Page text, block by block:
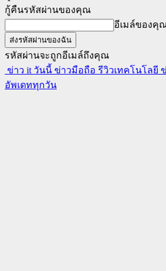
กู้คืนรหัสผ่านของคุณ
อีเมล์ของคุ
รหัสผ่านจะถูกอีเมล์ถึงคุณ
ข่าว it วันนี้ ข่าวมือถือ รีวิวเทคโนโลยี
อัพเดททุกวัน